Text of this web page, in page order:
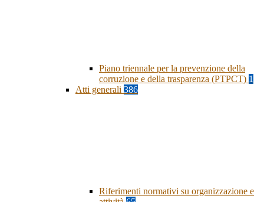
Piano triennale per la prevenzione della
corruzione e della trasparenza (PTPCT) 1
Atti generali 386
Riferimenti normativi su organizzazione e